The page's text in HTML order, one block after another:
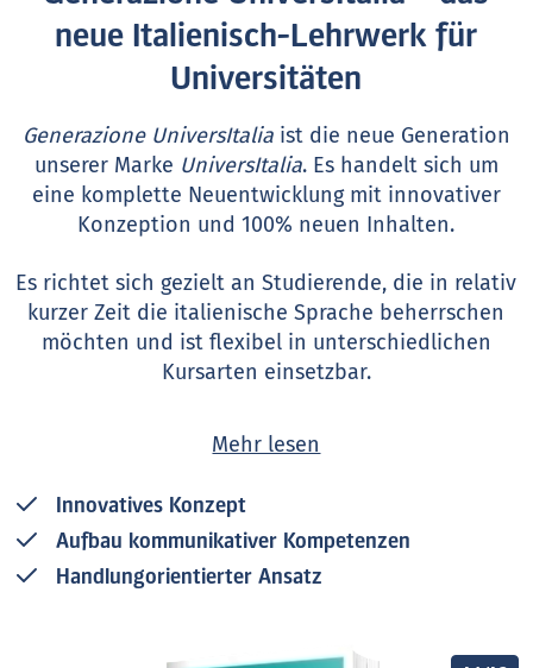
neue Italienisch-Lehrwerk für
Universitäten
Generazione UniversItaliaist die neue Generation
unserer Marke UniversItalia. Es handelt sich um
eine komplette Neuentwicklung mit innovativer
Konzeption und 100% neuen Inhalten.
Es richtet sich gezielt an Studierende, die in relativ
kurzer Zeit die italienische Sprache beherrschen
möchten und ist flexibel in unterschiedlichen
Kursarten einsetzbar.
Der neue B1-Band erscheint im Oktober 2026:
schon mal einen Blick in das Buch!
Mehr lesen
Innovatives Konzept
Aufbau kommunikativer Kompetenzen
Handlungorientierter Ansatz